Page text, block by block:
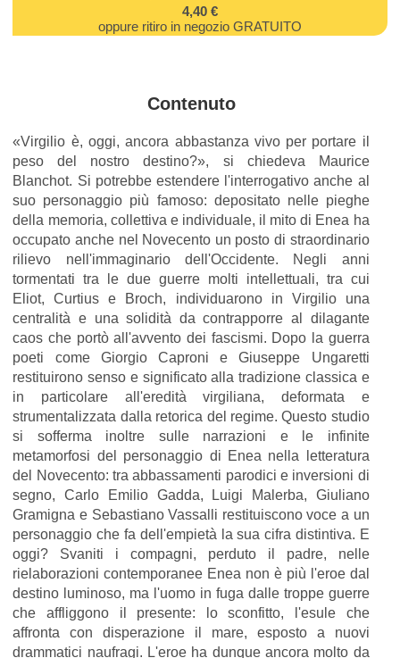
4,40 €
oppure ritiro in negozio GRATUITO
Contenuto
«Virgilio è, oggi, ancora abbastanza vivo per portare il
peso del nostro destino?», si chiedeva Maurice
Blanchot. Si potrebbe estendere l'interrogativo anche al
suo personaggio più famoso: depositato nelle pieghe
della memoria, collettiva e individuale, il mito di Enea ha
occupato anche nel Novecento un posto di straordinario
rilievo nell'immaginario dell'Occidente. Negli anni
tormentati tra le due guerre molti intellettuali, tra cui
Eliot, Curtius e Broch, individuarono in Virgilio una
centralità e una solidità da contrapporre al dilagante
caos che portò all'avvento dei fascismi. Dopo la guerra
poeti come Giorgio Caproni e Giuseppe Ungaretti
restituirono senso e significato alla tradizione classica e
in particolare all'eredità virgiliana, deformata e
strumentalizzata dalla retorica del regime. Questo studio
si sofferma inoltre sulle narrazioni e le infinite
metamorfosi del personaggio di Enea nella letteratura
del Novecento: tra abbassamenti parodici e inversioni di
segno, Carlo Emilio Gadda, Luigi Malerba, Giuliano
Gramigna e Sebastiano Vassalli restituiscono voce a un
personaggio che fa dell'empietà la sua cifra distintiva. E
oggi? Svaniti i compagni, perduto il padre, nelle
rielaborazioni contemporanee Enea non è più l'eroe dal
destino luminoso, ma l'uomo in fuga dalle troppe guerre
che affliggono il presente: lo sconfitto, l'esule che
affronta con disperazione il mare, esposto a nuovi
drammatici naufragi. L'eroe ha dunque ancora molto da